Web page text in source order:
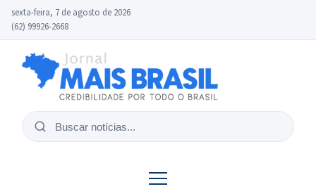
sexta-feira, 7 de agosto de 2026
(62) 99926-2668
Buscar